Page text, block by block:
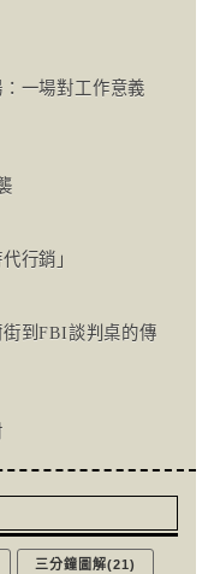
一場對工作意義
行銷」
到FBI談判桌的傳
三分鐘圖解(21)